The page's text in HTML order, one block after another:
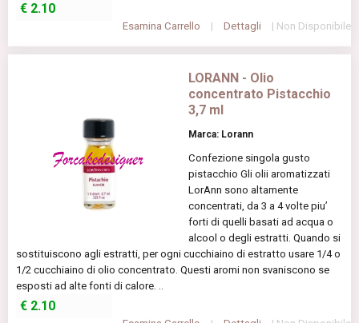
€ 2.10
Esamina Carrello | Dettagli | Non Disponibile
LORANN - Olio
concentrato Pistacchio
3,7 ml
Marca: Lorann
Confezione singola gusto
pistacchio Gli olii aromatizzati
LorAnn sono altamente
concentrati, da 3 a 4 volte piu’
forti di quelli basati ad acqua o
alcool o degli estratti. Quando si
sostituiscono agli estratti, per ogni cucchiaino di estratto usare 1/4 o
1/2 cucchiaino di olio concentrato. Questi aromi non svaniscono se
esposti ad alte fonti di calore. ..
€ 2.10